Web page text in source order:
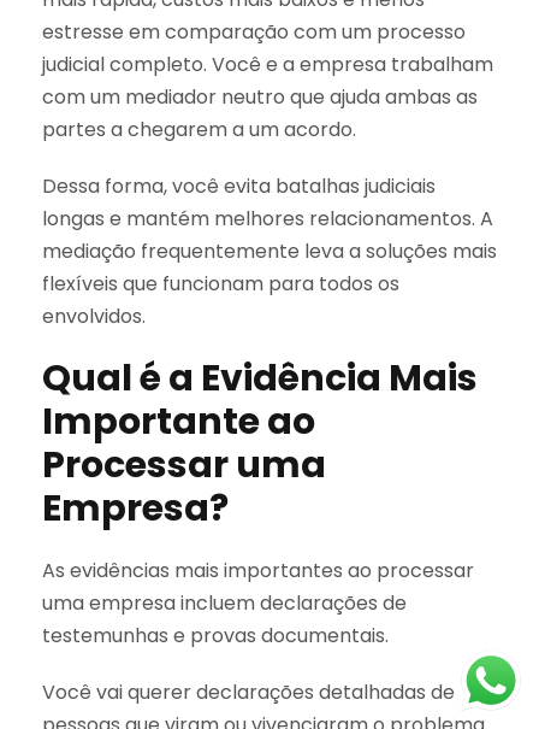
estresse em comparação com um processo
judicial completo. Você e a empresa trabalham
com um mediador neutro que ajuda ambas as
partes a chegarem a um acordo.
Dessa forma, você evita batalhas judiciais
longas e mantém melhores relacionamentos. A
mediação frequentemente leva a soluções mais
flexíveis que funcionam para todos os
envolvidos.
Qual é a Evidência Mais
Importante ao
Processar uma
Empresa?
As evidências mais importantes ao processar
uma empresa incluem declarações de
testemunhas e provas documentais.
Você vai querer declarações detalhadas de